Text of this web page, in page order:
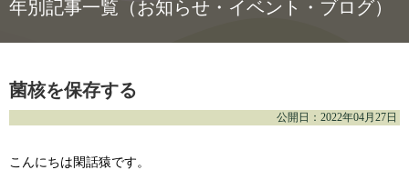
年別記事一覧（お知らせ・イベント・ブログ）
菌核を保存する
公開日：2022年04月27日
こんにちは閑話猿です。